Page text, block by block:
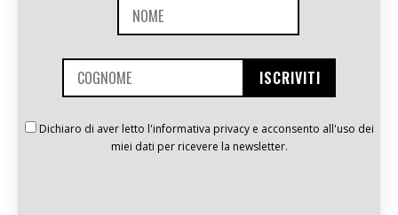
Dichiaro di aver letto l'informativa privacy e acconsento all'uso dei
miei dati per ricevere la newsletter.